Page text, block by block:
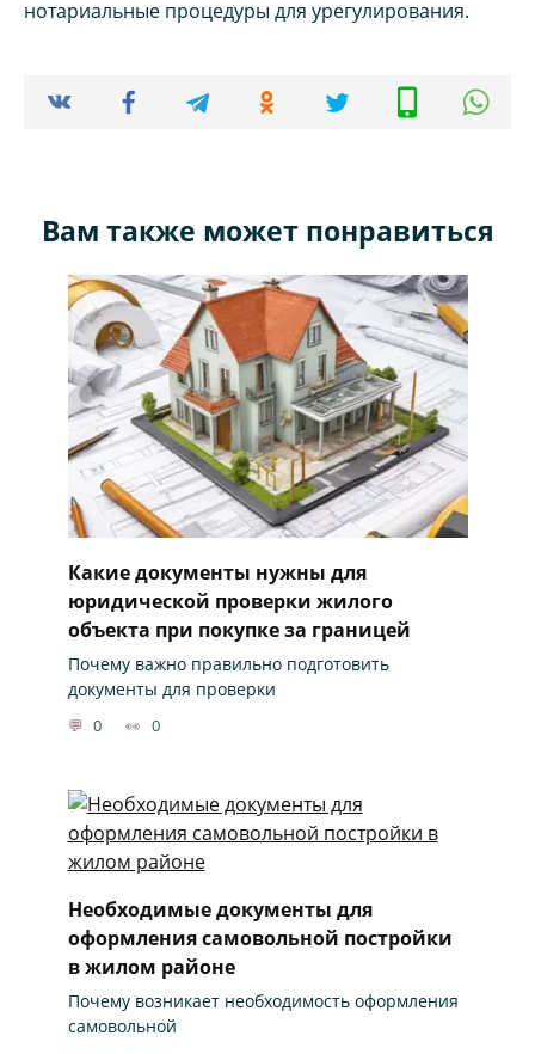
нотариальные процедуры для урегулирования.
Вам также может понравиться
Какие документы нужны для
юридической проверки жилого
объекта при покупке за границей
Почему важно правильно подготовить
документы для проверки
0 0
Необходимые документы для
оформления самовольной постройки
в жилом районе
Почему возникает необходимость оформления
самовольной